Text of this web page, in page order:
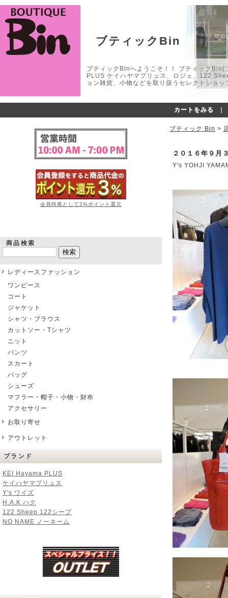
ブティックBin
ブティックBinへようこそ！！ ブティック
PLUS ケイハヤマプリュス、ロジェ、122
ョン雑貨、小物などを取り扱うセレクトショ
カートをみる
会員特典として3%ポイント還元
商品検索
レディースファッション
ワンピース
コート
ジャケット
シャツ・ブラウス
カットソー・Tシャツ
ニット
パンツ
スカート
バッグ
シューズ
マフラー・帽子・小物・財布
アクセサリー
お取り寄せ
アウトレット
ブランド
KEI Hayama PLUS
ケイハヤマプリュス
Y's ワイズ
H.A.K ハク
122 Sheep 122シープ
NO NAME ノーネーム
ブティック Bin >
２０１６年９月
Y's YOHJI